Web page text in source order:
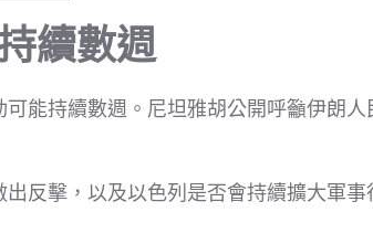
續數週
能持續數週。尼坦雅胡公開呼籲伊朗人
反擊，以及以色列是否會持續擴大軍事